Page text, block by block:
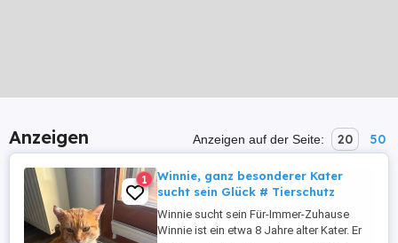
Anzeigen Anzeigen auf der Seite: 20 50
1
Winnie, ganz besonderer Kater
sucht sein Glück # Tierschutz
Winnie sucht sein Für-Immer-Zuhause
Winnie ist ein etwa 8 Jahre alter Kater. Er